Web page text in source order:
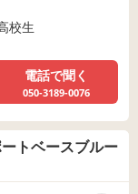
校生
電話で聞く
050-3189-0076
トベースブルー